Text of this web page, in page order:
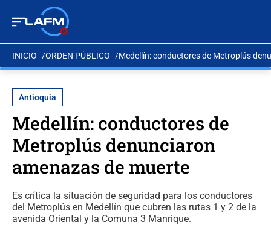
INICIO ORDEN PÚBLICO Medellín: conductores de Metroplús
Antioquia
Medellín: conductores de
Metroplús denunciaron
amenazas de muerte
Es crítica la situación de seguridad para los conductores
del Metroplús en Medellín que cubren las rutas 1 y 2 de la
avenida Oriental y la Comuna 3 Manrique.